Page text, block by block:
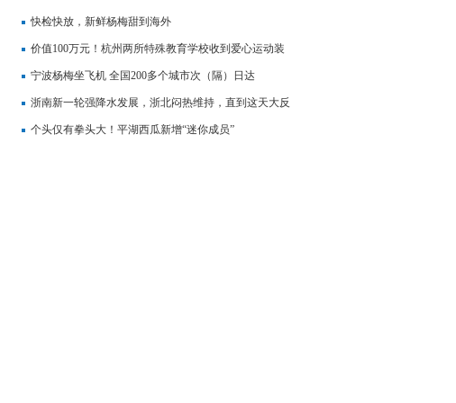
记
快检快放，新鲜杨梅甜到海外
价值100万元！杭州两所特殊教育学校收到爱心运动装
备
宁波杨梅坐飞机 全国200多个城市次（隔）日达
浙南新一轮强降水发展，浙北闷热维持，直到这天大反
转
个头仅有拳头大！平湖西瓜新增“迷你成员”